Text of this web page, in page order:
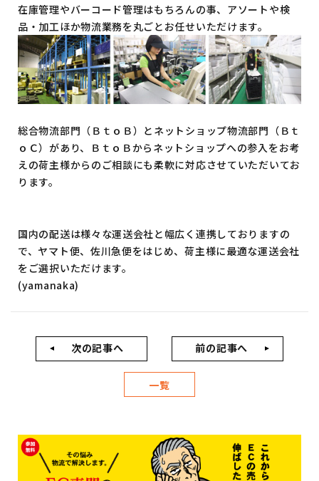
在庫管理やバーコード管理はもちろんの事、アソートや検
品・加工ほか物流業務を丸ごとお任せいただけます。
総合物流部門（ＢｔｏＢ）とネットショップ物流部門（Ｂｔ
ｏＣ）があり、ＢｔｏＢからネットショップへの参入をお考
えの荷主様からのご相談にも柔軟に対応させていただいてお
ります。
国内の配送は様々な運送会社と幅広く連携しておりますの
で、ヤマト便、佐川急便をはじめ、荷主様に最適な運送会社
をご選択いただけます。
(yamanaka)
次の記事へ
一覧
前の記事へ